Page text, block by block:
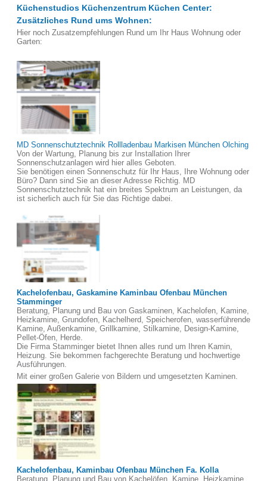
Küchenstudios Küchenzentrum Küchen Center:
Zusätzliches Rund ums Wohnen:
Hier noch Zusatzempfehlungen Rund um Ihr Haus Wohnung oder
Garten:
MD Sonnenschutztechnik Rollladenbau Markisen München Olching
Von der Wartung, Planung bis zur Installation Ihrer
Sonnenschutzanlagen wird hier alles Geboten.
Sie benötigen einen Sonnenschutz für Ihr Haus, Ihre Wohnung oder
Büro? Dann sind Sie an dieser Adresse Richtig. MD
Sonnenschutztechnik hat ein breites Spektrum an Leistungen, da
ist sicherlich auch für Sie das Richtige dabei.
Kachelofenbau, Gaskamine Kaminbau Ofenbau München
Stamminger
Beratung, Planung und Bau von Gaskaminen, Kachelofen, Kamine,
Heizkamine, Grundofen, Kachelherd, Speicherofen, wasserführende
Kamine, Außenkamine, Grillkamine, Stilkamine, Design-Kamine,
Pellet-Öfen, Herde.
Die Firma Stamminger bietet Ihnen alles rund um Ihren Kamin,
Heizung. Sie bekommen fachgerechte Beratung und hochwertige
Ausführungen.
Mit einer großen Galerie von Bildern und umgesetzten Kaminen.
Kachelofenbau, Kaminbau Ofenbau München Fa. Kolla
Beratung, Planung und Bau von Kachelöfen, Kamine, Heizkamine,